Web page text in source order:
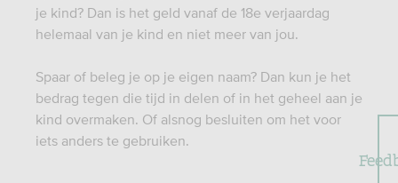
je kind? Dan is het geld vanaf de 18e verjaardag
helemaal van je kind en niet meer van jou.
Spaar of beleg je op je eigen naam? Dan kun je het
bedrag tegen die tijd in delen of in het geheel aan je
kind overmaken. Of alsnog besluiten om het voor
iets anders te gebruiken.